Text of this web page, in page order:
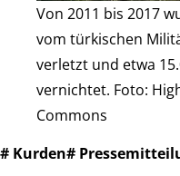
Von 2011 bis 2017
vom türkischen
verletzt und etwa
vernichtet. Foto:
Commons
# Kurden#